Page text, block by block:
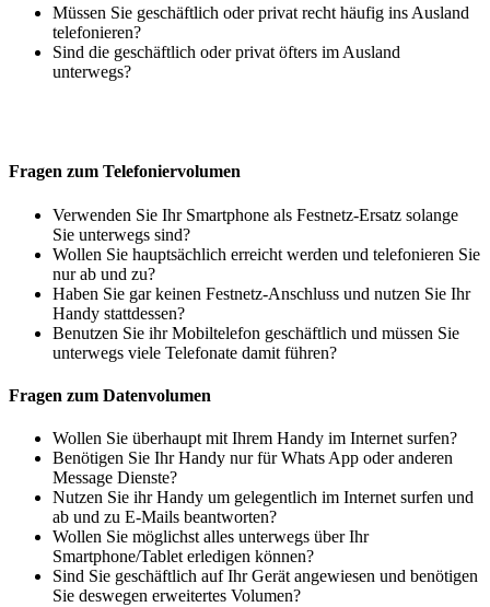
Müssen Sie geschäftlich oder privat recht häufig ins Ausland
telefonieren?
Sind die geschäftlich oder privat öfters im Ausland
unterwegs?
Fragen zum Telefoniervolumen
Verwenden Sie Ihr Smartphone als Festnetz-Ersatz solange
Sie unterwegs sind?
Wollen Sie hauptsächlich erreicht werden und telefonieren Sie
nur ab und zu?
Haben Sie gar keinen Festnetz-Anschluss und nutzen Sie Ihr
Handy stattdessen?
Benutzen Sie ihr Mobiltelefon geschäftlich und müssen Sie
unterwegs viele Telefonate damit führen?
Fragen zum Datenvolumen
Wollen Sie überhaupt mit Ihrem Handy im Internet surfen?
Benötigen Sie Ihr Handy nur für Whats App oder anderen
Message Dienste?
Nutzen Sie ihr Handy um gelegentlich im Internet surfen und
ab und zu E-Mails beantworten?
Wollen Sie möglichst alles unterwegs über Ihr
Smartphone/Tablet erledigen können?
Sind Sie geschäftlich auf Ihr Gerät angewiesen und benötigen
Sie deswegen erweitertes Volumen?